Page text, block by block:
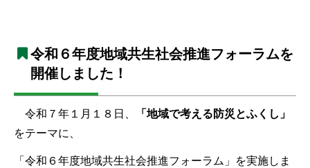
令和６年度地域共生社会推進フォーラムを
開催しました！
令和７年１月１８日、
「地域で考える防災とふくし」
をテーマに、
「令和６年度地域共生社会推進フォーラム」を実施しま